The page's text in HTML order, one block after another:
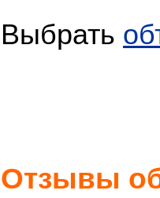
Выбрать
Отзывы